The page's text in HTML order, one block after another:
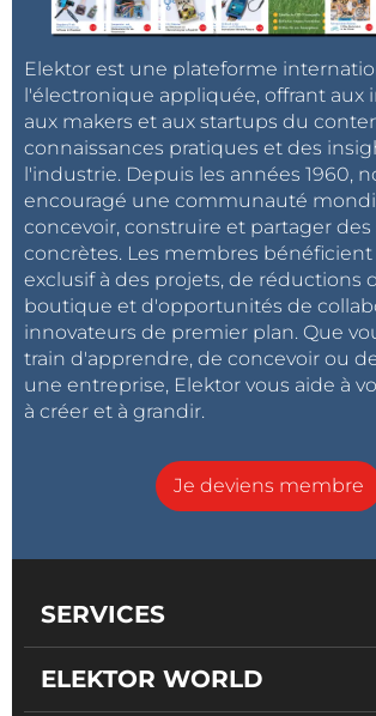
Elektor est une plateforme
l'électronique appliquée, offrant aux
aux makers et aux startups du
connaissances pratiques et des
l'industrie. Depuis les années 1960,
encouragé une communauté
concevoir, construire et partager
concrètes. Les membres bénéficient
exclusif à des projets, de réductions
boutique et d'opportunités de
innovateurs de premier plan. Que
train d'apprendre, de concevoir ou
une entreprise, Elektor vous aide à
à créer et à grandir.
Je deviens membre
SERVICES
ELEKTOR WORLD